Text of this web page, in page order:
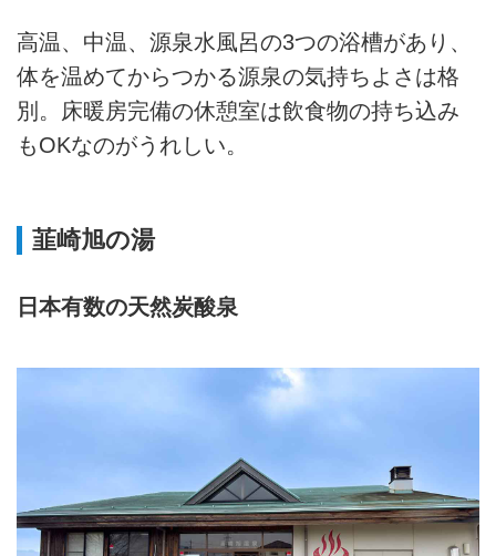
高温、中温、源泉水風呂の3つの浴槽があり、
体を温めてからつかる源泉の気持ちよさは格
別。床暖房完備の休憩室は飲食物の持ち込み
もOKなのがうれしい。
韮崎旭の湯
日本有数の天然炭酸泉